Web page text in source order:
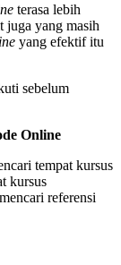
terasa lebih
juga yang masih
yang efektif itu
sebelum
Online
tempat kursus
kursus
referensi